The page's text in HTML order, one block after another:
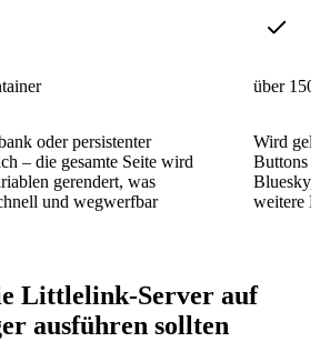
oder persistenter
– die gesamte Seite wird
gerendert, was
und wegwerfbar
über
Wird
Buttons
Bluesky,
weitere
Littlelink-Server auf
ausführen sollten